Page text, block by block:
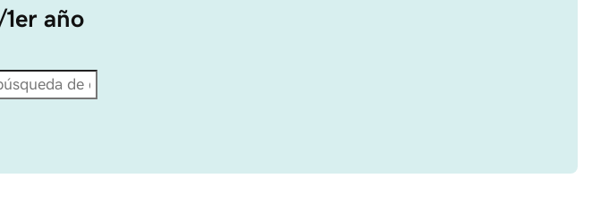
1er año